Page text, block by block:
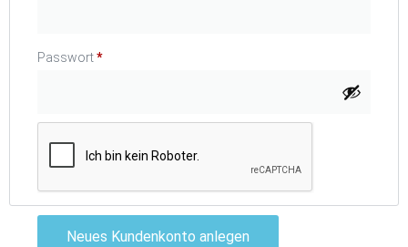
Passwort*
Neues Kundenkonto anlegen